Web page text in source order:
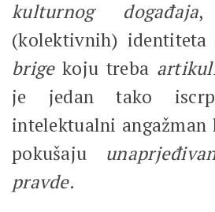
kulturnog događaja,
(kolektivnih)
brigekoju treba
je jedan tako
intelektualni angažman
pokušaju
pravde.